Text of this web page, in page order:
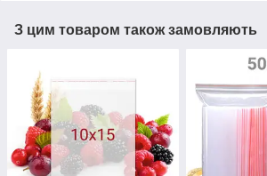
З цим товаром також замовляють